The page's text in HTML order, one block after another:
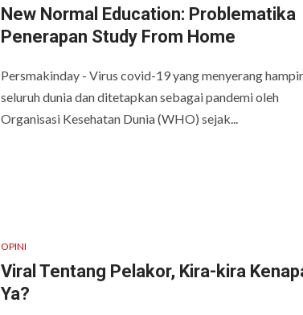
New Normal Education: Problematika
Penerapan Study From Home
Persmakinday - Virus covid-19 yang menyerang
seluruh dunia dan ditetapkan sebagai pandemi oleh
Organisasi Kesehatan Dunia (WHO) sejak...
OPINI
Viral Tentang Pelakor, Kira-kira
Ya?